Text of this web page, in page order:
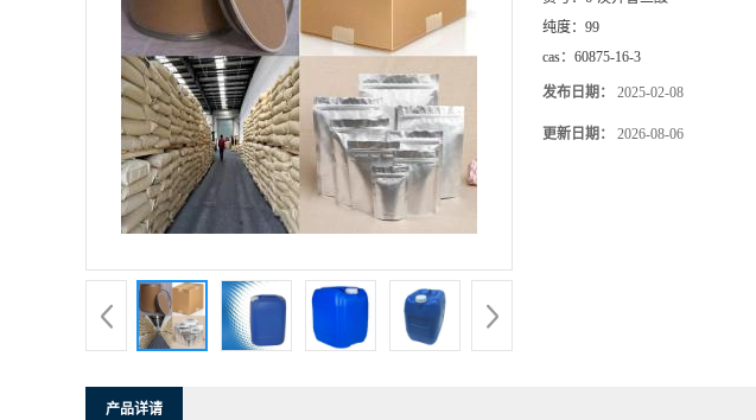
纯度： 99
cas： 60875-16-3
发布日期： 2025-02-08
更新日期： 2026-08-06
产品详请